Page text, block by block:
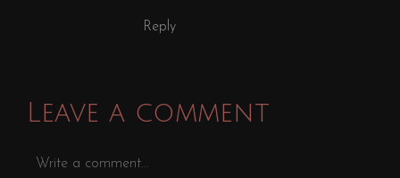
Reply
Leave a comment